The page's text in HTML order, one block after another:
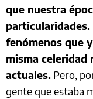
que nuestra
fenómenos que
misma celeridad
actuales. Pero,
gente que estaba